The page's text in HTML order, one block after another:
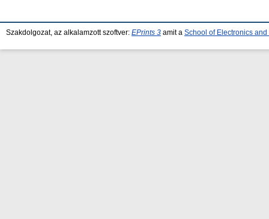
Szakdolgozat, az alkalamzott szoftver: EPrints 3 amit a School of Electronics